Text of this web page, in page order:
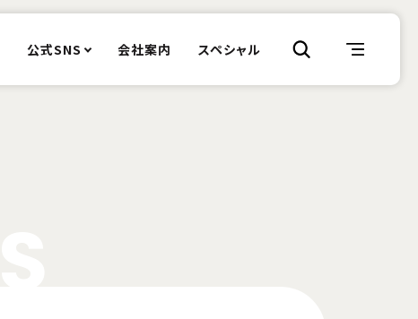
公式SNS 会社案内 スペシャル